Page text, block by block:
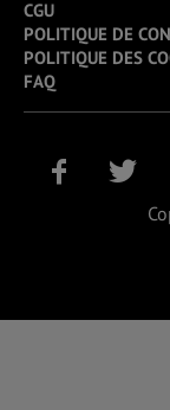
CGU
POLITIQUE DE
POLITIQUE DES
FAQ